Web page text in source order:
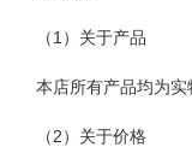
（1）关于产品
本店所有产品均为实
（2）关于价格